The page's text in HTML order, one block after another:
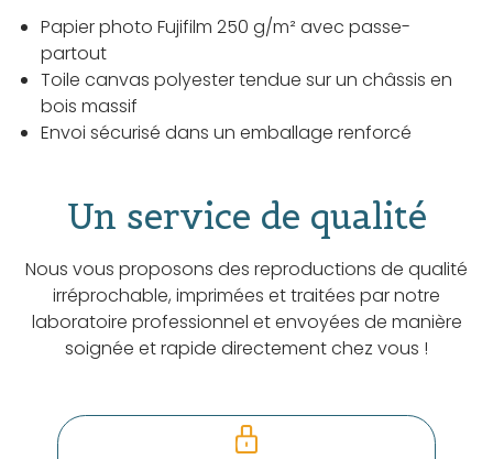
Papier photo Fujifilm 250 g/m² avec passe-
partout
Toile canvas polyester tendue sur un châssis en
bois massif
Envoi sécurisé dans un emballage renforcé
Un service de qualité
Nous vous proposons des reproductions de qualité
irréprochable, imprimées et traitées par notre
laboratoire professionnel et envoyées de manière
soignée et rapide directement chez vous !